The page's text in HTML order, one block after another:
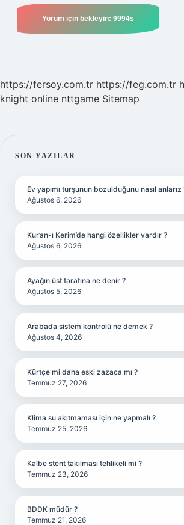
https://fersoy.com.tr https://feg.com.tr
knight online nttgame Sitemap
SIDEBAR
SON YAZILAR
Ev yapımı turşunun bozulduğunu nasıl anlarız
Ağustos 6, 2026
Kur’an-ı Kerim’de hangi özellikler vardır ?
Ağustos 6, 2026
Ayağın üst tarafına ne denir ?
Ağustos 5, 2026
Arabada sistem kontrolü ne demek ?
Ağustos 4, 2026
Kürtçe mi daha eski zazaca mı ?
Temmuz 27, 2026
Klima su akıtmaması için ne yapmalı ?
Temmuz 25, 2026
Kalbe stent takılması tehlikeli mi ?
Temmuz 23, 2026
BDDK müdür ?
Temmuz 21, 2026